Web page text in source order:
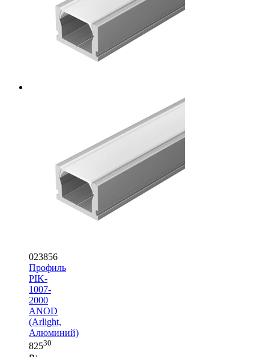
023856
Профиль
PIK-
1007-
2000
ANOD
(Arlight,
Алюминий)
82530